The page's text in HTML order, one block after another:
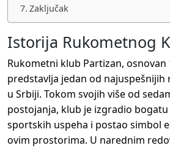
Zaključak
Istorija Rukometnog
Rukometni klub Partizan, osnovan
predstavlja jedan od
u Srbiji. Tokom svojih više od
postojanja, klub je izgradio
sportskih uspeha i postao simbol
ovim prostorima. U narednim